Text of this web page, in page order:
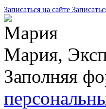
Записаться на сайте
Мария,
Заполняя